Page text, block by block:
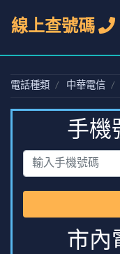
線上查號碼
電話種類 中華電信
手機
市內